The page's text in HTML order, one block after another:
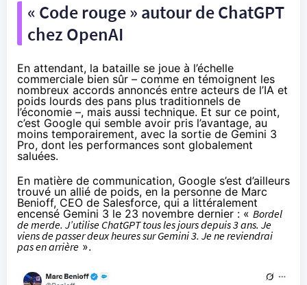
« Code rouge » autour de ChatGPT
chez OpenAI
En attendant, la bataille se joue à l’échelle
commerciale bien sûr – comme en témoignent les
nombreux accords annoncés entre acteurs de l’IA et
poids lourds des pans plus traditionnels de
l’économie –, mais aussi technique. Et sur ce point,
c’est Google qui semble avoir pris l’avantage, au
moins temporairement, avec la sortie de Gemini 3
Pro, dont les performances sont globalement
saluées.
En matière de communication, Google s’est d’ailleurs
trouvé un allié de poids, en la personne de Marc
Benioff, CEO de Salesforce, qui a littéralement
encensé Gemini 3 le 23 novembre dernier : « Bordel
de merde. J’utilise ChatGPT tous les jours depuis 3 ans. Je
viens de passer deux heures sur Gemini 3. Je ne reviendrai
pas en arrière ».